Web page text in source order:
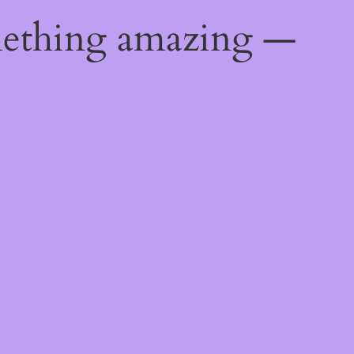
amazing —